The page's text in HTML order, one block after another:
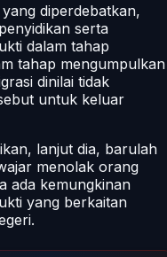
diperdebatkan,
serta
dalam tahap
tahap mengumpulkan
dinilai tidak
untuk keluar
lanjut dia, barulah
menolak orang
ada kemungkinan
yang berkaitan